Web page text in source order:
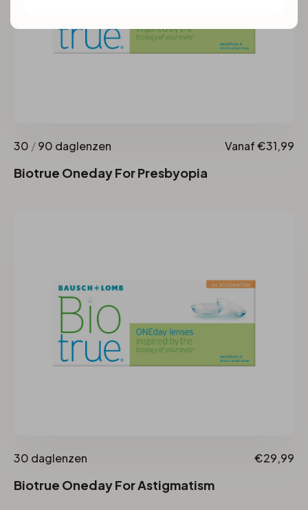
30 /90 daglenzen Vanaf €31,99
Biotrue Oneday For Presbyopia
30 daglenzen €29,99
Biotrue Oneday For Astigmatism